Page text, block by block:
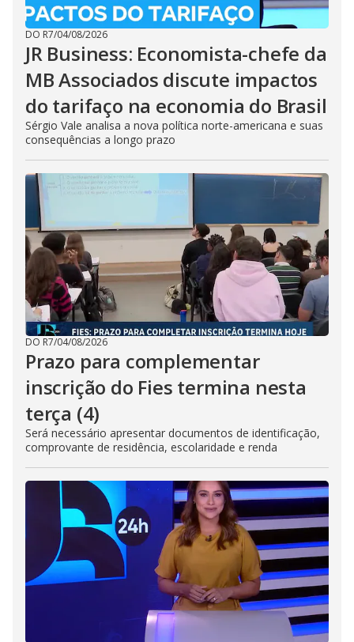
DO R7/04/08/2026
JR Business: Economista-chefe da
MB Associados discute impactos
do tarifaço na economia do Brasil
Sérgio Vale analisa a nova política norte-americana e suas
consequências a longo prazo
DO R7/04/08/2026
Prazo para complementar
inscrição do Fies termina nesta
terça (4)
Será necessário apresentar documentos de identificação,
comprovante de residência, escolaridade e renda